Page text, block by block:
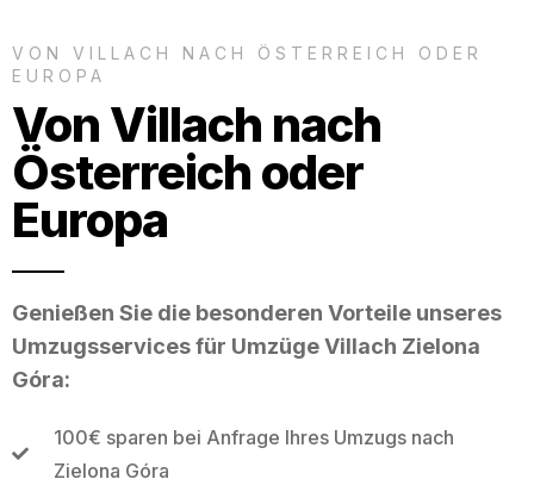
VON VILLACH NACH ÖSTERREICH ODER
EUROPA
Von Villach nach
Österreich oder
Europa
Genießen Sie die besonderen Vorteile unseres
Umzugsservices für Umzüge Villach Zielona
Góra:
100€ sparen bei Anfrage Ihres Umzugs nach
Zielona Góra